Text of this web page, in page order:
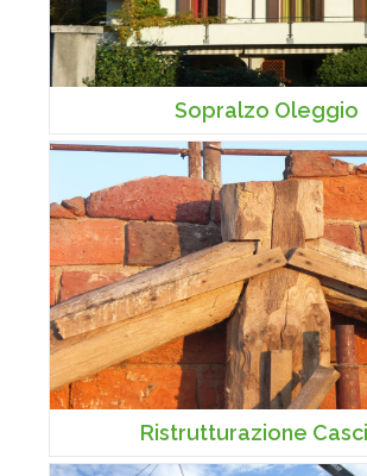
Sopralzo Oleggio
Ristrutturazione